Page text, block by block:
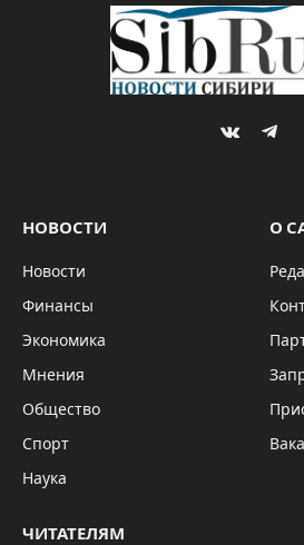
VKontakte
НОВОСТИ
Новости
Финансы
Экономика
Мнения
Общество
Спорт
Наука
О
ЧИТАТЕЛЯМ